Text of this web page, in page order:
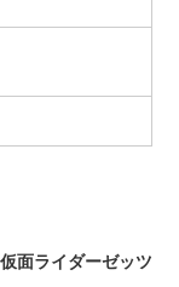
面ライダーゼッツ